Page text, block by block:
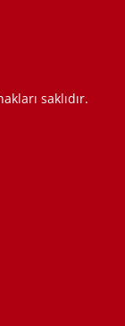
saklıdır.